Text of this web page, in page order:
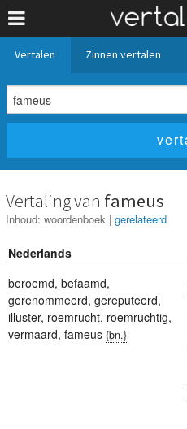
Vertalen Zinnen vertalen
Vertaling van fameus
Inhoud: woordenboek | gerelateerd
Nederlands
beroemd, befaamd,
gerenommeerd, gereputeerd,
illuster, roemrucht, roemruchtig,
vermaard, fameus {bn.}